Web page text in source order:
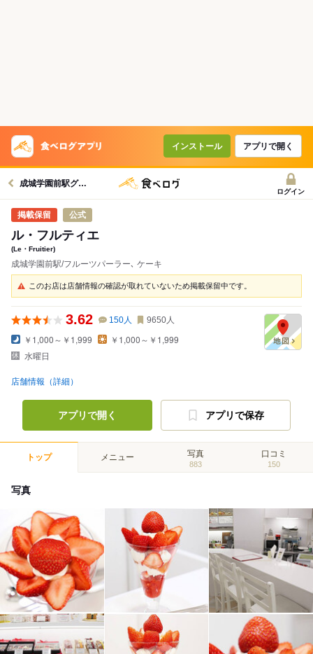
インストール アプリで開く
成城学園前駅グルメへ
ログイン
公式
ル・フルティエ
(Le・Fruitier)
成城学園前駅/フルーツパーラー､ ケーキ
このお店は店舗情報の確認が取れていないため掲載保留中です。
3.62 150人 9650人
￥1,000～￥1,999
￥1,000～￥1,999
水曜日
店舗情報（詳細）
アプリで開く アプリで保存
トップ メニュー 写真
883
口コミ
150
写真